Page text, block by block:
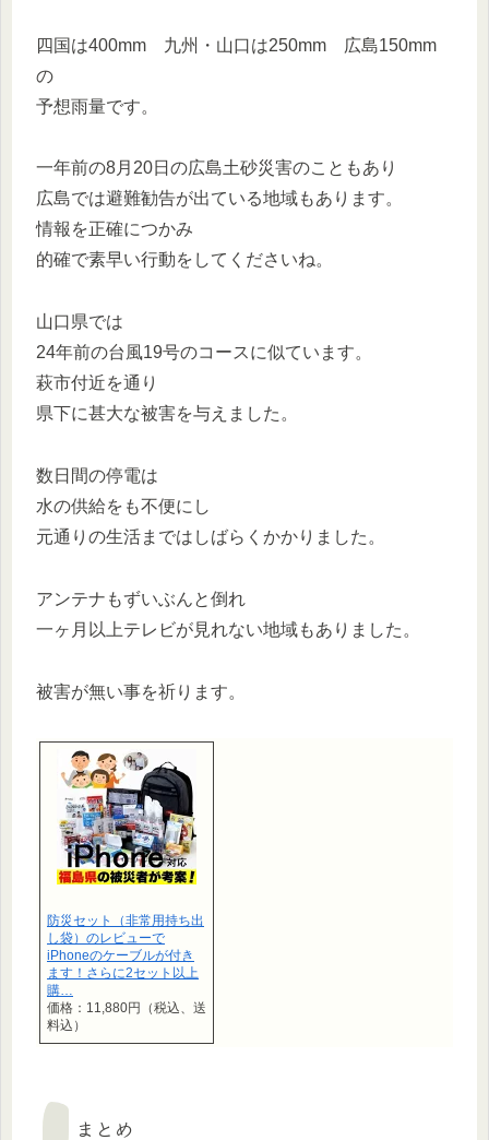
四国は400mm 九州・山口は250mm 広島150mm
の
予想雨量です。
一年前の8月20日の広島土砂災害のこともあり
広島では避難勧告が出ている地域もあります。
情報を正確につかみ
的確で素早い行動をしてくださいね。
山口県では
24年前の台風19号のコースに似ています。
萩市付近を通り
県下に甚大な被害を与えました。
数日間の停電は
水の供給をも不便にし
元通りの生活まではしばらくかかりました。
アンテナもずいぶんと倒れ
一ヶ月以上テレビが見れない地域もありました。
被害が無い事を祈ります。
防災セット（非常用持ち出
し袋）のレビューで
iPhoneのケーブルが付き
ます！さらに2セット以上
購…
価格：11,880円（税込、送
料込）
まとめ